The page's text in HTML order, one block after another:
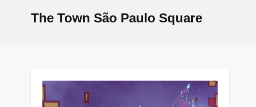
The Town São Paulo Square